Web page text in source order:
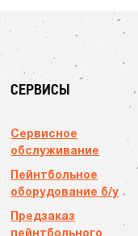
СЕРВИСЫ
Сервисное
обслуживание
Пейнтбольное
оборудование б/у
Предзаказ
пейнтбольного